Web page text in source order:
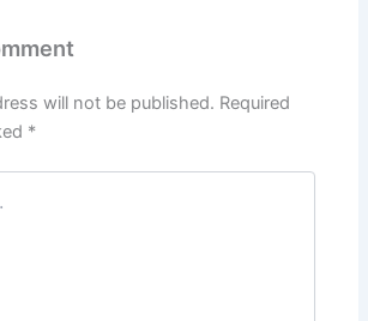
will not be published. Required
*